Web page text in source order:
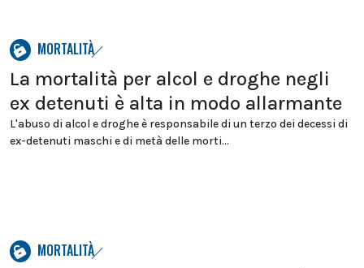
MORTALITÀ
La mortalità per alcol e droghe negli
ex detenuti è alta in modo allarmante
L'abuso di alcol e droghe è responsabile di un terzo dei decessi di
ex-detenuti maschi e di metà delle morti...
MORTALITÀ